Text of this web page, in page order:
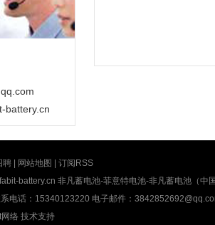
battery.cn
聘 网站地图
订阅RSS
battery.cn 非凡蓄电池-菲意特电池-非凡蓄电池（中
电话：15340123220 电子邮件：
络 技术支持